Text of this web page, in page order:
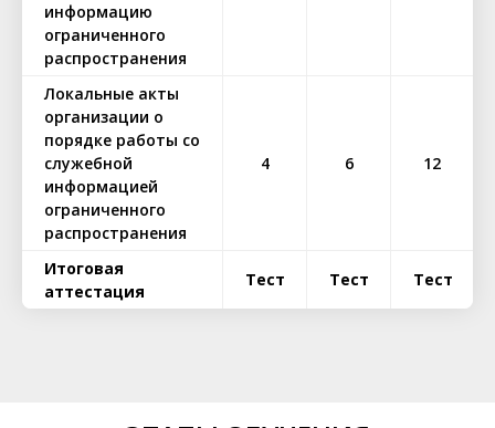
информацию
ограниченного
распространения
Локальные акты
организации о
порядке работы со
служебной
информацией
ограниченного
распространения
4 6 12
Итоговая
аттестация
Тест Тест Тест